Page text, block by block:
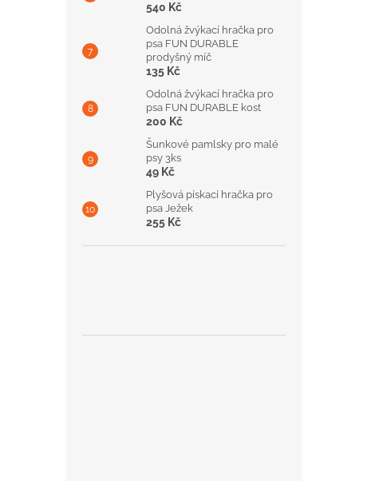
540 Kč
Odolná žvýkací hračka pro
psa FUN DURABLE
prodyšný míč
135 Kč
Odolná žvýkací hračka pro
psa FUN DURABLE kost
200 Kč
Šunkové pamlsky pro malé
psy 3ks
49 Kč
Plyšová pískací hračka pro
psa Ježek
255 Kč